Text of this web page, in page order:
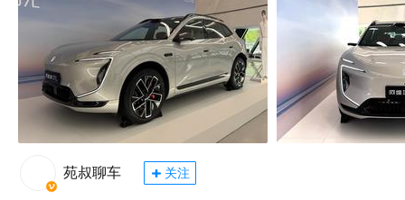
苑叔聊车 关注